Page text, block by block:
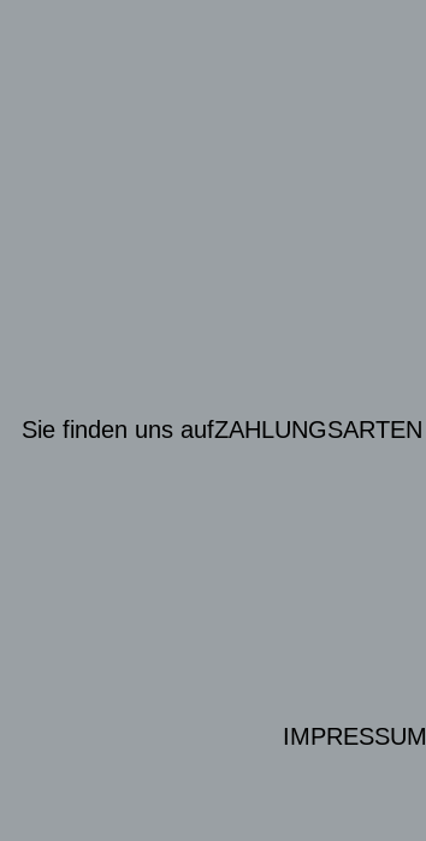
Sie finden uns aufZAHLUNGSARTEN
IMPRESSUM